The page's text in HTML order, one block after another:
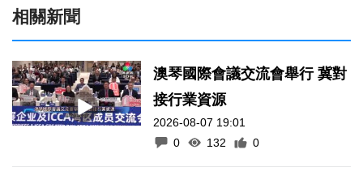
相關新聞
澳琴國際會議交流會舉行 冀對
接行業資源
2026-08-07 19:01
0
132 0